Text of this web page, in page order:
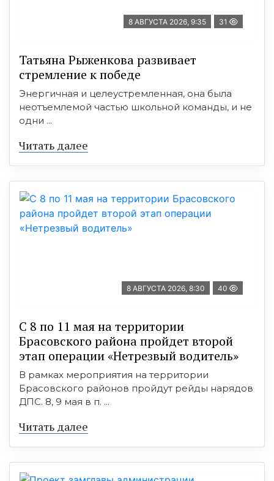
8 АВГУСТА 2026, 9:35 31
Татьяна Рыженкова развивает
стремление к победе
Энергичная и целеустремленная, она была
неотъемлемой частью школьной команды, и не
одни ...
Читать далее
8 АВГУСТА 2026, 8:30 40
С 8 по 11 мая на территории
Брасовского района пройдет второй
этап операции «Нетрезвый водитель»
В рамках мероприятия на территории
Брасовского районов пройдут рейды нарядов
ДПС. 8, 9 мая в п. ...
Читать далее